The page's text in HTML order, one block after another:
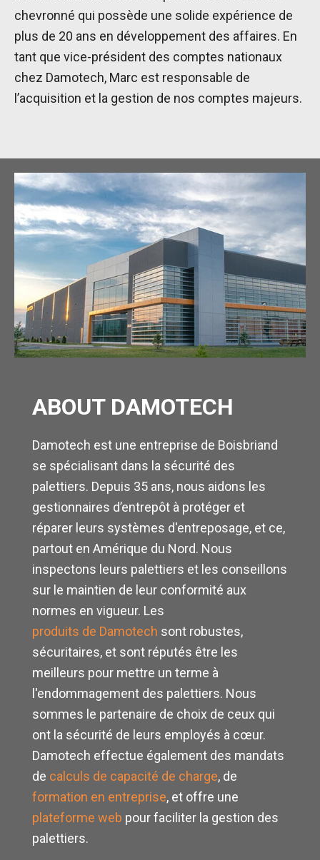
chevronné qui possède une solide expérience de
plus de 20 ans en développement des affaires. En
tant que vice-président des comptes nationaux
chez Damotech, Marc est responsable de
l’acquisition et la gestion de nos comptes majeurs.
ABOUT DAMOTECH
Damotech est une entreprise de Boisbriand
se spécialisant dans la sécurité des
palettiers. Depuis 35 ans, nous aidons les
gestionnaires d’entrepôt à protéger et
réparer leurs systèmes d'entreposage, et ce,
partout en Amérique du Nord. Nous
inspectons leurs palettiers et les conseillons
sur le maintien de leur conformité aux
normes en vigueur. Les
produits de Damotech sont robustes,
sécuritaires, et sont réputés être les
meilleurs pour mettre un terme à
l'endommagement des palettiers. Nous
sommes le partenaire de choix de ceux qui
ont la sécurité de leurs employés à cœur.
Damotech effectue également des mandats
de calculs de capacité de charge, de
formation en entreprise, et offre une
plateforme web pour faciliter la gestion des
palettiers.